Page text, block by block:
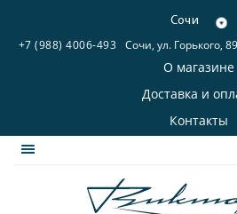
Сочи
+7 (988) 4006-493 Сочи, ул. Горького,
О магазине
Доставка и
Контакты